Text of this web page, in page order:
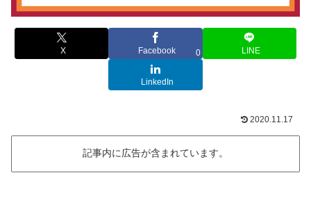
X Facebook 0 LINE
LinkedIn
2020.11.17
記事内に広告が含まれています。